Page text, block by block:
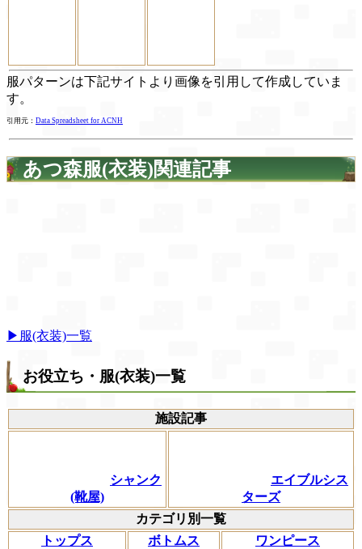
服パターンは下記サイトより画像を引用して作成していま
す。
引用元： Data Spreadsheet for ACNH
あつ森服(衣装)関連記事
▶服(衣装)一覧
お役立ち・服(衣装)一覧
施設記事
シャンク
(靴屋)
エイブルシス
ターズ
カテゴリ別一覧
トップス
ボトムス
ワンピース